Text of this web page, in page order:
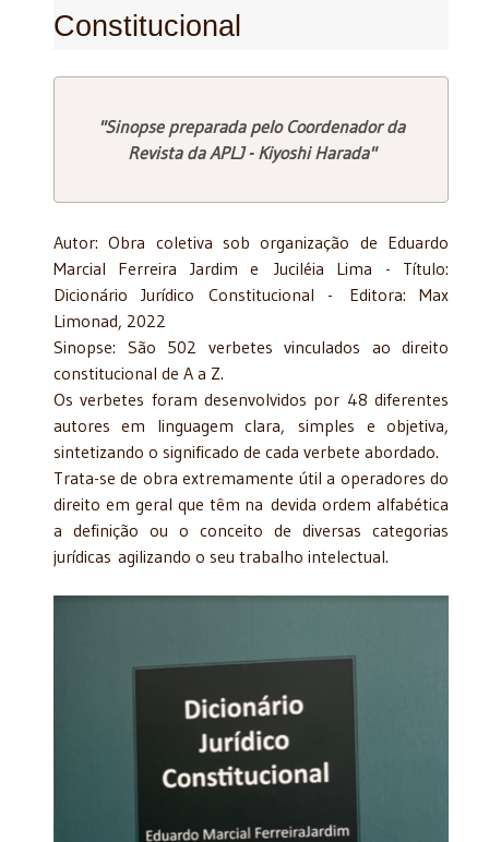
Constitucional
"Sinopse preparada pelo Coordenador da
Revista da APLJ - Kiyoshi Harada"
Autor: Obra coletiva sob organização de Eduardo
Marcial Ferreira Jardim e Juciléia Lima - Título:
Dicionário Jurídico Constitucional - Editora: Max
Limonad, 2022
Sinopse: São 502 verbetes vinculados ao direito
constitucional de A a Z.
Os verbetes foram desenvolvidos por 48 diferentes
autores em linguagem clara, simples e objetiva,
sintetizando o significado de cada verbete abordado.
Trata-se de obra extremamente útil a operadores do
direito em geral que têm na devida ordem alfabética
a definição ou o conceito de diversas categorias
jurídicas agilizando o seu trabalho intelectual.